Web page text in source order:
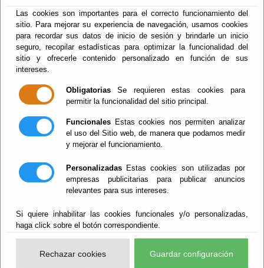
Las cookies son importantes para el correcto funcionamiento del
sitio. Para mejorar su experiencia de navegación, usamos cookies
para recordar sus datos de inicio de sesión y brindarle un inicio
seguro, recopilar estadísticas para optimizar la funcionalidad del
sitio y ofrecerle contenido personalizado en función de sus
intereses.
Obligatorias Se requieren estas cookies para
permitir la funcionalidad del sitio principal.
Funcionales Estas cookies nos permiten analizar
el uso del Sitio web, de manera que podamos medir
y mejorar el funcionamiento.
Personalizadas Estas cookies son utilizadas por
empresas publicitarias para publicar anuncios
relevantes para sus intereses.
Si quiere inhabilitar las cookies funcionales y/o personalizadas,
haga click sobre el botón correspondiente.
Rechazar cookies Guardar configuración
Tablón de
Anuncios
Suscripciones
Circulares e Instrucciones
Estatutos
Ordenanzas